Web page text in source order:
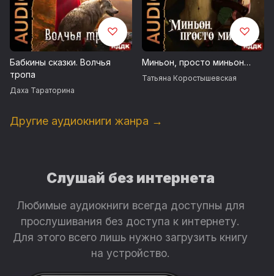
Бабкины сказки. Волчья
тропа
Даха Тараторина
Миньон, просто миньон…
Татьяна Коростышевская
Другие аудиокниги жанра →
Слушай без интернета
Любимые аудиокниги всегда доступны для
прослушивания без доступа к интернету.
Для этого всего лишь нужно загрузить книгу
на устройство.